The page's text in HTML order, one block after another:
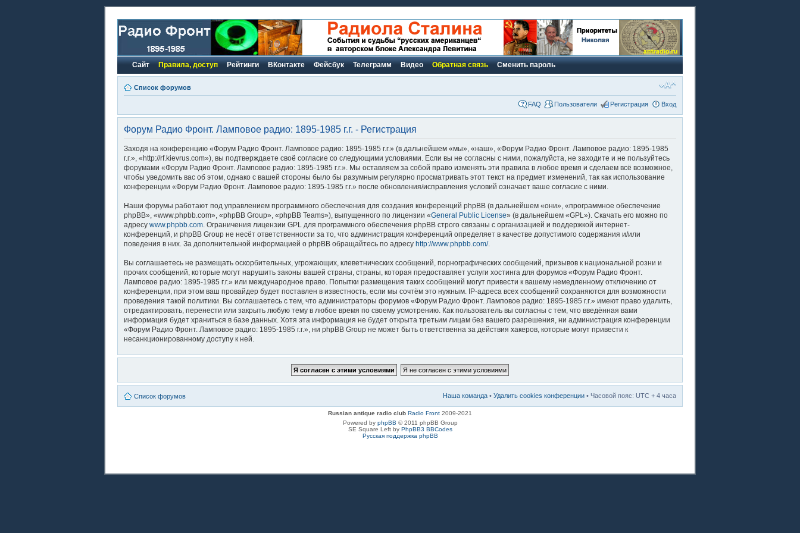
Сайт Правила, доступ Рейтинги ВКонтакте Фейсбук Телеграмм Видео Обратная связь Сменить пароль
Список форумов
FAQ Пользователи Регистрация Вход
Форум Радио Фронт. Ламповое радио: 1895-1985 г.г. - Регистрация
Заходя на конференцию «Форум Радио Фронт. Ламповое радио: 1895-1985 г.г.» (в дальнейшем «мы», «наш», «Форум Радио Фронт. Ламповое радио: 1895-1985
г.г.», «http://rf.kievrus.com»), вы подтверждаете своё согласие со следующими условиями. Если вы не согласны с ними, пожалуйста, не заходите и не пользуйтесь
форумами «Форум Радио Фронт. Ламповое радио: 1895-1985 г.г.». Мы оставляем за собой право изменять эти правила в любое время и сделаем всё возможное,
чтобы уведомить вас об этом, однако с вашей стороны было бы разумным регулярно просматривать этот текст на предмет изменений, так как использование
конференции «Форум Радио Фронт. Ламповое радио: 1895-1985 г.г.» после обновления/исправления условий означает ваше согласие с ними.
Наши форумы работают под управлением программного обеспечения для создания конференций phpBB (в дальнейшем «они», «программное обеспечение
phpBB», «www.phpbb.com», «phpBB Group», «phpBB Teams»), выпущенного по лицензии «General Public License» (в дальнейшем «GPL»). Скачать его можно по
адресу www.phpbb.com. Ограничения лицензии GPL для программного обеспечения phpBB строго связаны с организацией и поддержкой интернет-
конференций, и phpBB Group не несёт ответственности за то, что администрация конференций определяет в качестве допустимого содержания и/или
поведения в них. За дополнительной информацией о phpBB обращайтесь по адресу http://www.phpbb.com/.
Вы соглашаетесь не размещать оскорбительных, угрожающих, клеветнических сообщений, порнографических сообщений, призывов к национальной розни и
прочих сообщений, которые могут нарушить законы вашей страны, страны, которая предоставляет услуги хостинга для форумов «Форум Радио Фронт.
Ламповое радио: 1895-1985 г.г.» или международное право. Попытки размещения таких сообщений могут привести к вашему немедленному отключению от
конференции, при этом ваш провайдер будет поставлен в известность, если мы сочтём это нужным. IP-адреса всех сообщений сохраняются для возможности
проведения такой политики. Вы соглашаетесь с тем, что администраторы форумов «Форум Радио Фронт. Ламповое радио: 1895-1985 г.г.» имеют право удалить,
отредактировать, перенести или закрыть любую тему в любое время по своему усмотрению. Как пользователь вы согласны с тем, что введённая вами
информация будет храниться в базе данных. Хотя эта информация не будет открыта третьим лицам без вашего разрешения, ни администрация конференции
«Форум Радио Фронт. Ламповое радио: 1895-1985 г.г.», ни phpBB Group не может быть ответственна за действия хакеров, которые могут привести к
несанкционированному доступу к ней.
Список форумов Наша команда • Удалить cookies конференции • Часовой пояс: UTC + 4 часа
Russian antique radio club Radio Front 2009-2021
Powered by phpBB © 2011 phpBB Group
SE Square Left by PhpBB3 BBCodes
Русская поддержка phpBB